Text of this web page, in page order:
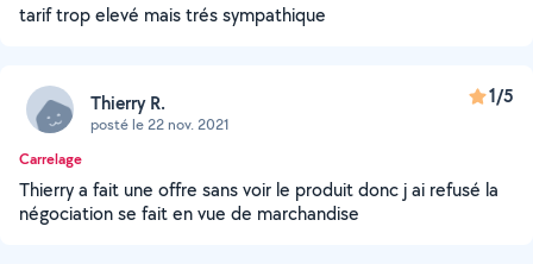
tarif trop elevé mais trés sympathique
Thierry R.
posté le 22 nov. 2021
1/5
Carrelage
Thierry a fait une offre sans voir le produit donc j ai refusé la
négociation se fait en vue de marchandise